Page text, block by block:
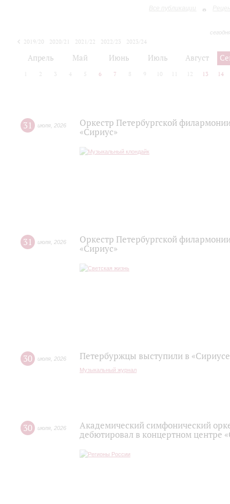
Все публикации
2019/20 2020/21 2021/22 2022/23
2023/24
Апрель Май Июнь Июль Август
2 3 4 5 6 7 8 9 10 12 13 14
31 июля 2026
Оркестр Петербургской
«Сириус»
31 июля 2026
Оркестр Петербургской
«Сириус»
30 июля 2026 Петербуржцы выступили в
Музыкальный журнал
30 июля 2026
Академический симфонический
дебютировал в концертном центре